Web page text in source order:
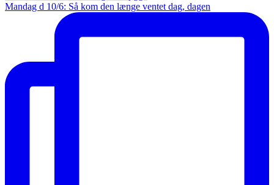
Mandag d 10/6: Så kom den længe ventet dag, dagen